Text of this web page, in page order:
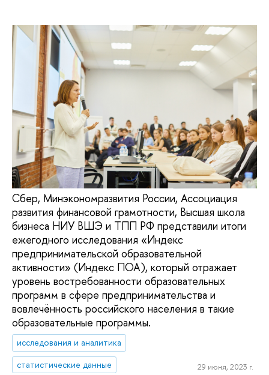
Сбер, Минэкономразвития России, Ассоциация
развития финансовой грамотности, Высшая школа
бизнеса НИУ ВШЭ и ТПП РФ представили итоги
ежегодного исследования «Индекс
предпринимательской образовательной
активности» (Индекс ПОА), который отражает
уровень востребованности образовательных
программ в сфере предпринимательства и
вовлечённость российского населения в такие
образовательные программы.
исследования и аналитика
статистические данные
29 июня, 2023 г.